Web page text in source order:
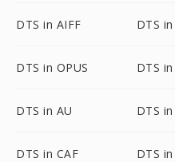
DTS in AIFF DTS
DTS in OPUS DTS in
DTS in AU DTS
DTS in CAF DTS